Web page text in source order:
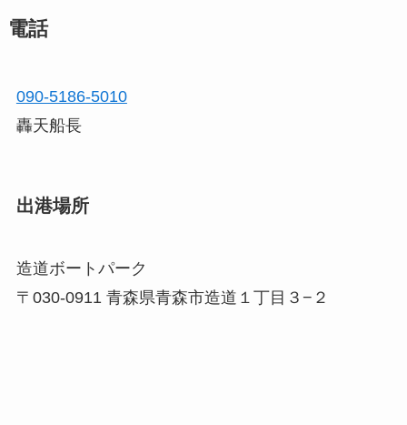
電話
090-5186-5010
轟天船長
出港場所
造道ボートパーク
〒030-0911 青森県青森市造道１丁目３−２